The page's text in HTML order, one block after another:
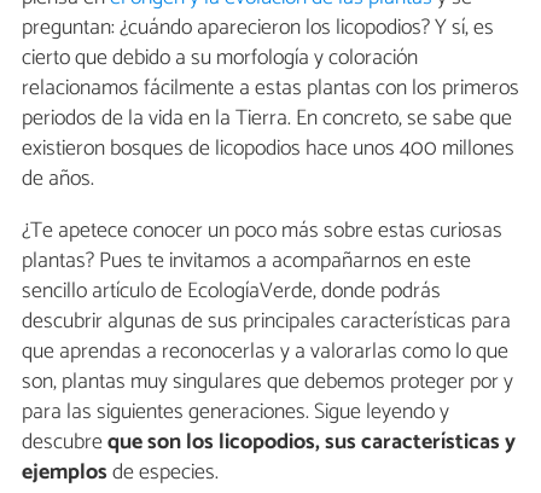
preguntan: ¿cuándo aparecieron los licopodios? Y sí, es
cierto que debido a su morfología y coloración
relacionamos fácilmente a estas plantas con los primeros
periodos de la vida en la Tierra. En concreto, se sabe que
existieron bosques de licopodios hace unos 400 millones
de años.
¿Te apetece conocer un poco más sobre estas curiosas
plantas? Pues te invitamos a acompañarnos en este
sencillo artículo de EcologíaVerde, donde podrás
descubrir algunas de sus principales características para
que aprendas a reconocerlas y a valorarlas como lo que
son, plantas muy singulares que debemos proteger por y
para las siguientes generaciones. Sigue leyendo y
descubreque son los licopodios, sus características y
ejemplosde especies.